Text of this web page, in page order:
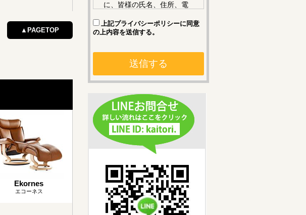
▲PAGETOP
Ekornes
エコーネス
に、皆様の氏名、住所、電
お取引やご連絡に必要な情
合があります。
弊社は、個人情報保護法の
趣旨の下、このプライバシ
ーポリシーに則って個人情
報を取り扱います。
このプライバシーポリシー
は、弊社が開示頂いた個人
情報の取扱いに関する皆様
と弊社との間のお約束で
す。
上記プライバシーポリシーに同意
の上内容を送信する。